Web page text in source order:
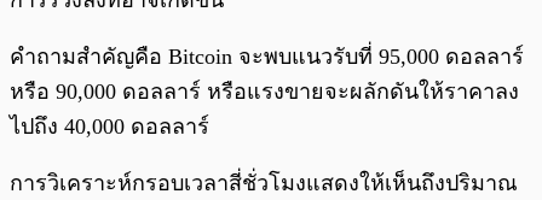
คำถามสำคัญคือ Bitcoin จะพบแนวรับที่ 95,000 ดอลลาร์
หรือ 90,000 ดอลลาร์ หรือแรงขายจะผลักดันให้ราคาลง
ไปถึง 40,000 ดอลลาร์
การวิเคราะห์กรอบเวลาสี่ชั่วโมงแสดงให้เห็นถึงปริมาณ